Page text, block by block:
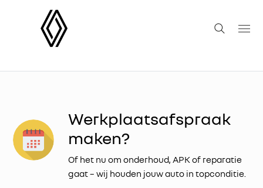
Werkplaatsafspraak
maken?
Of het nu om onderhoud, APK of reparatie
gaat – wij houden jouw auto in topconditie.